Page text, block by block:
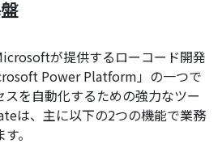
が提供するローコード開発
Power Platform」の一つで
を自動化するための強力なツー
は、主に以下の2つの機能で業務
。